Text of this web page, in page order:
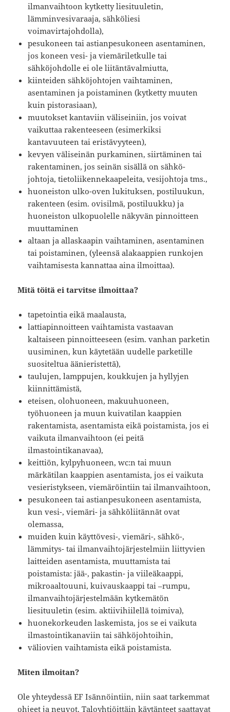
ilmanvaihtoon kytketty liesituuletin,
lämminvesivaraaja, sähköliesi
voimavirtajohdolla),
pesukoneen tai astianpesukoneen asentaminen,
jos koneen vesi- ja viemäriletkulle tai
sähköjohdolle ei ole liitäntävalmiutta,
kiinteiden sähköjohtojen vaihtaminen,
asentaminen ja poistaminen (kytketty muuten
kuin pistorasiaan),
muutokset kantaviin väliseiniin, jos voivat
vaikuttaa rakenteeseen (esimerkiksi
kantavuuteen tai eristävyyteen),
kevyen väliseinän purkaminen, siirtäminen tai
rakentaminen, jos seinän sisällä on sähkö-
johtoja, tietoliikennekaapeleita, vesijohtoja tms.,
huoneiston ulko-oven lukituksen, postiluukun,
rakenteen (esim. ovisilmä, postiluukku) ja
huoneiston ulkopuolelle näkyvän pinnoitteen
muuttaminen
altaan ja allaskaapin vaihtaminen, asentaminen
tai poistaminen, (yleensä alakaappien runkojen
vaihtamisesta kannattaa aina ilmoittaa).
Mitä töitä ei tarvitse ilmoittaa?
tapetointia eikä maalausta,
lattiapinnoitteen vaihtamista vastaavan
kaltaiseen pinnoitteeseen (esim. vanhan parketin
uusiminen, kun käytetään uudelle parketille
suositeltua äänieristettä),
taulujen, lamppujen, koukkujen ja hyllyjen
kiinnittämistä,
eteisen, olohuoneen, makuuhuoneen,
työhuoneen ja muun kuivatilan kaappien
rakentamista, asentamista eikä poistamista, jos ei
vaikuta ilmanvaihtoon (ei peitä
ilmastointikanavaa),
keittiön, kylpyhuoneen, wc:n tai muun
märkätilan kaappien asentamista, jos ei vaikuta
vesieristykseen, viemäröintiin tai ilmanvaihtoon,
pesukoneen tai astianpesukoneen asentamista,
kun vesi-, viemäri- ja sähköliitännät ovat
olemassa,
muiden kuin käyttövesi-, viemäri-, sähkö-,
lämmitys- tai ilmanvaihtojärjestelmiin liittyvien
laitteiden asentamista, muuttamista tai
poistamista: jää-, pakastin- ja viileäkaappi,
mikroaaltouuni, kuivauskaappi tai –rumpu,
ilmanvaihtojärjestelmään kytkemätön
liesituuletin (esim. aktiivihiilellä toimiva),
huonekorkeuden laskemista, jos se ei vaikuta
ilmastointikanaviin tai sähköjohtoihin,
väliovien vaihtamista eikä poistamista.
Miten ilmoitan?
Ole yhteydessä EF Isännöintiin, niin saat tarkemmat
ohjeet ja neuvot. Taloyhtiöittäin käytänteet saattavat